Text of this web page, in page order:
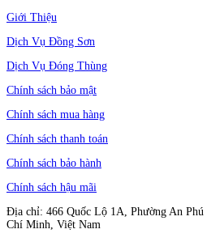
Giới Thiệu
Dịch Vụ Đồng Sơn
Dịch Vụ Đóng Thùng
Chính sách bảo mật
Chính sách mua hàng
Chính sách thanh toán
Chính sách bảo hành
Chính sách hậu mãi
Địa chỉ: 466 Quốc Lộ 1A, Phường An
Chí Minh, Việt Nam